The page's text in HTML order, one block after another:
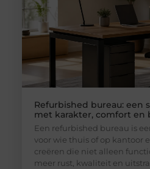
Refurbished bureau: een
met karakter, comfort en
Een refurbished bureau is
voor wie thuis of op kantoor
creëren die niet alleen
meer rust, kwaliteit en